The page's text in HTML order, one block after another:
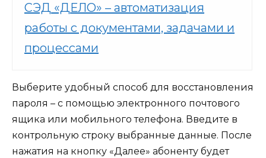
СЭД «ДЕЛО» – автоматизация
работы с документами, задачами и
процессами
Выберите удобный способ для восстановления
пароля – с помощью электронного почтового
ящика или мобильного телефона. Введите в
контрольную строку выбранные данные. После
нажатия на кнопку «Далее» абоненту будет